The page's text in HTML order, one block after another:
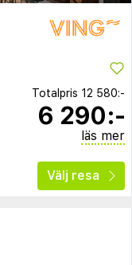
Totalpris 12 580:-
6 290:-
läs mer
Välj resa